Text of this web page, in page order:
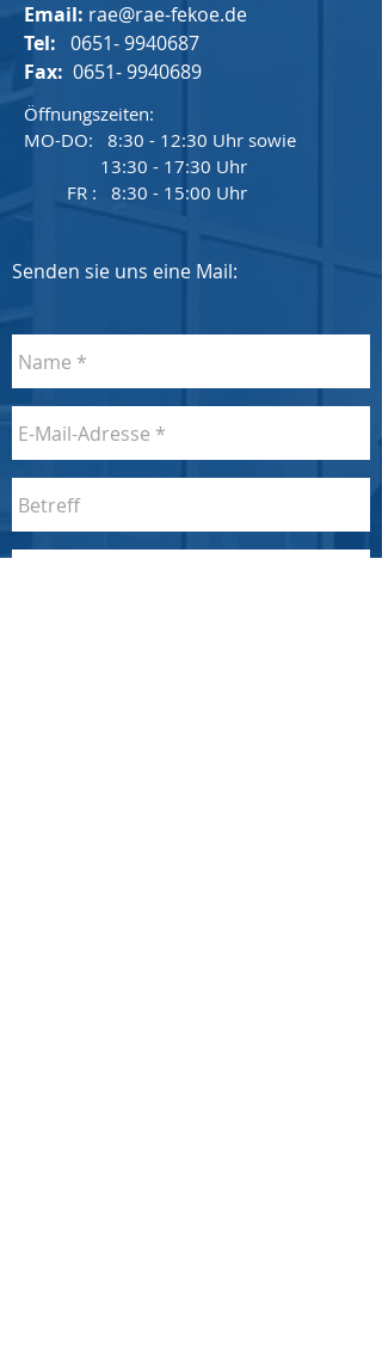
Email: rae@rae-fekoe.de
Tel: 0651- 9940687
Fax: 0651- 9940689
Öffnungszeiten:
MO-DO: 8:30 - 12:30 Uhr sowie
13:30 - 17:30 Uhr
FR : 8:30 - 15:00 Uhr
Senden sie uns eine Mail: